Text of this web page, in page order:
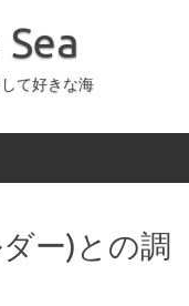
て好きな海
ー)との調